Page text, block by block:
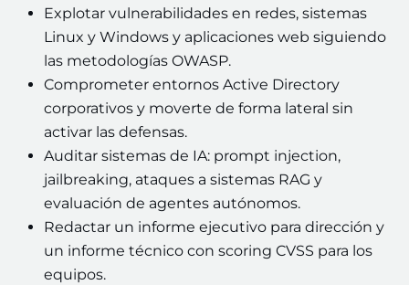
Explotar vulnerabilidades en redes, sistemas
Linux y Windows y aplicaciones web siguiendo
las metodologías OWASP.
Comprometer entornos Active Directory
corporativos y moverte de forma lateral sin
activar las defensas.
Auditar sistemas de IA: prompt injection,
jailbreaking, ataques a sistemas RAG y
evaluación de agentes autónomos.
Redactar un informe ejecutivo para dirección y
un informe técnico con scoring CVSS para los
equipos.